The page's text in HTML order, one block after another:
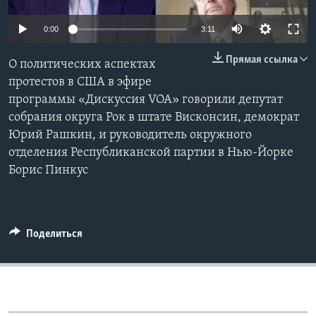
Learning English
СОЦИАЛЬНЫЕ СЕТИ
Языки
0:00 3:11
Прямая ссылка
О политических аспектах
протестов в США в эфире
программы «Дискуссия VOA» говорили депутат
собрания округа Рок в штате Висконсин, демократ
Юрий Рашкин, и руководитель окружного
отделения Республиканской партии в Нью-Йорке
Борис Пинкус
Поделиться